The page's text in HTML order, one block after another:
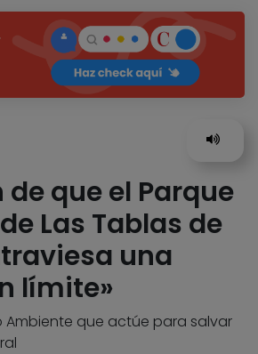
que el Parque
Las Tablas de
una
límite»
Ambiente que actúe para salvar